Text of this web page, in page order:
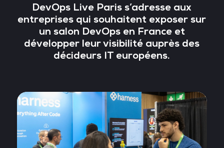
DevOps Live Paris s’adresse aux
entreprises qui souhaitent exposer sur
un salon DevOps en France et
développer leur visibilité auprès des
décideurs IT européens.